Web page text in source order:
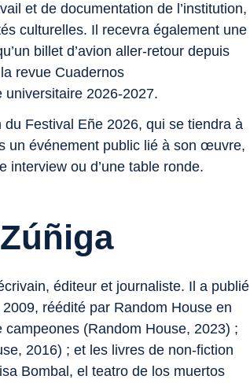
et de documentation de l’institution,
culturelles. Il recevra également une
billet d’avion aller-retour depuis
revue Cuadernos
universitaire 2026-2027.
Festival Eñe 2026, qui se tiendra à
un événement public lié à son œuvre,
interview ou d’une table ronde.
éditeur et journaliste. Il a publié
réédité par Random House en
campeones (Random House, 2023) ;
2016) ; et les livres de non-fiction
Bombal, el teatro de los muertos